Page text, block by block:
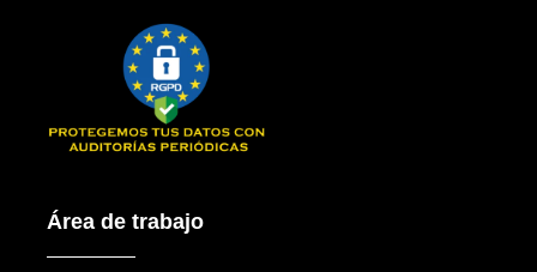
Área de trabajo